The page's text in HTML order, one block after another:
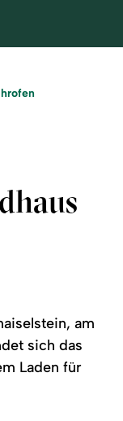
am
sich das
Laden für